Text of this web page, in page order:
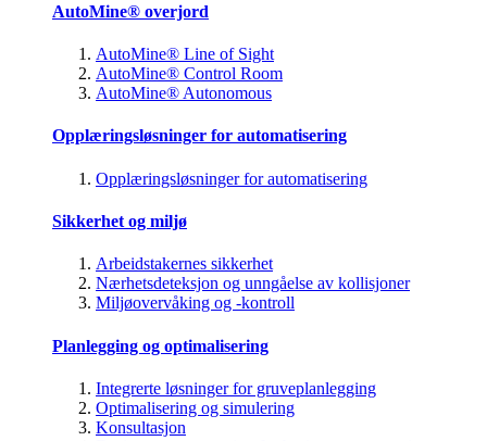
AutoMine® overjord
AutoMine® Line of Sight
AutoMine® Control Room
AutoMine® Autonomous
Opplæringsløsninger for automatisering
Opplæringsløsninger for automatisering
Sikkerhet og miljø
Arbeidstakernes sikkerhet
Nærhetsdeteksjon og unngåelse av kollisjoner
Miljøovervåking og -kontroll
Planlegging og optimalisering
Integrerte løsninger for gruveplanlegging
Optimalisering og simulering
Konsultasjon